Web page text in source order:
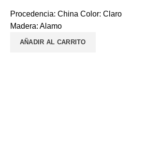
Procedencia: China Color: Claro
Madera: Alamo
AÑADIR AL CARRITO